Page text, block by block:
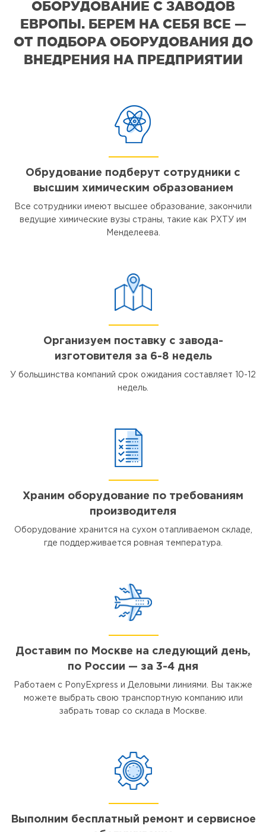
ОБОРУДОВАНИЕ С ЗАВОДОВ
ЕВРОПЫ. БЕРЕМ НА СЕБЯ ВСЕ —
ОТ ПОДБОРА ОБОРУДОВАНИЯ ДО
ВНЕДРЕНИЯ НА ПРЕДПРИЯТИИ
Обрудование подберут сотрудники с
высшим химическим образованием
Все сотрудники имеют высшее образование, закончили
ведущие химические вузы страны, такие как РХТУ им
Менделеева.
Организуем поставку с завода-
изготовителя за 6-8 недель
У большинства компаний срок ожидания составляет 10-12
недель.
Храним оборудование по требованиям
производителя
Оборудование хранится на сухом отапливаемом складе,
где поддерживается ровная температура.
Доставим по Москве на следующий день,
по России — за 3-4 дня
Работаем с PonyExpress и Деловыми линиями. Вы также
можете выбрать свою транспортную компанию или
забрать товар со склада в Москве.
Выполним бесплатный ремонт и сервисное